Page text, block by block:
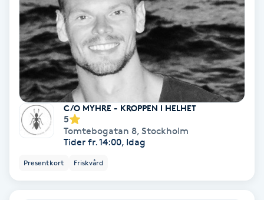
Sockring
Spa
Spa manikyr & pedikyr
Spa-manikyr C/O MYHRE - KROPPEN I HELHET
5
Tomtebogatan 8, Stockholm
Tider fr. 14:00, Idag
Presentkort Friskvård